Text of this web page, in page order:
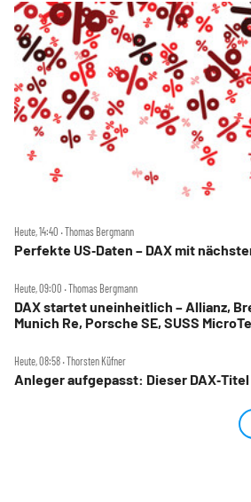
Heute, 14:40 ‧ Thomas Bergmann
Perfekte US‑Daten – DAX mit
Heute, 09:00 ‧ Thomas Bergmann
DAX startet uneinheitlich – Allianz,
Munich Re, Porsche SE, SUSS
Heute, 08:58 ‧ Thorsten Küfner
Anleger aufgepasst: Dieser